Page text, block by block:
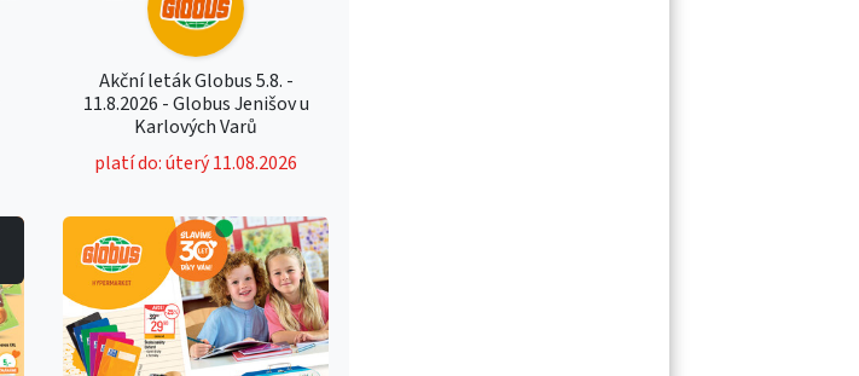
Akční leták Globus 5.8. -
11.8.2026 - Globus Jenišov u
Karlových Varů
platí do: úterý 11.08.2026